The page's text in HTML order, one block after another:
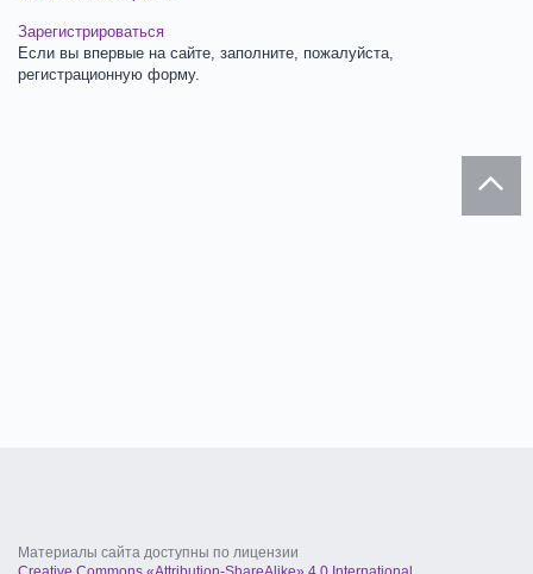
Зарегистрироваться
Если вы впервые на сайте, заполните, пожалуйста,
регистрационную форму.
Материалы сайта доступны по лицензии